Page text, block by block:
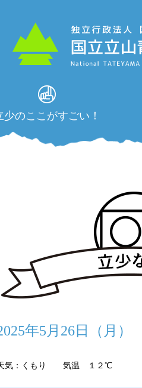
少のここがすごい！
年5月26日（月）
気：くもり 気温 １２℃